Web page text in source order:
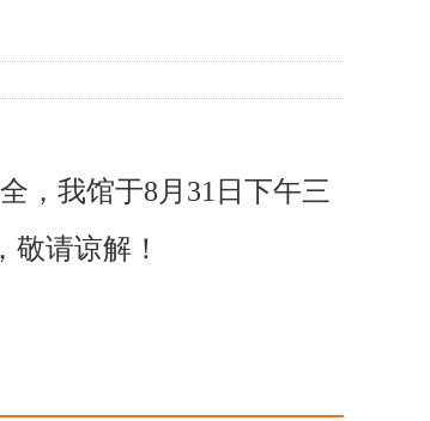
，我馆于8月31 日下午三
，敬请谅解！